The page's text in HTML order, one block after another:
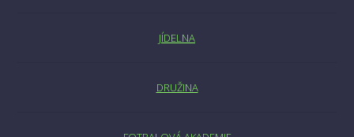
JÍDELNA
DRUŽINA